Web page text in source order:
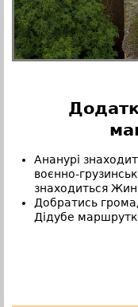
Ананурі
воєнно-
знаходиться
Добратись
Дідубе